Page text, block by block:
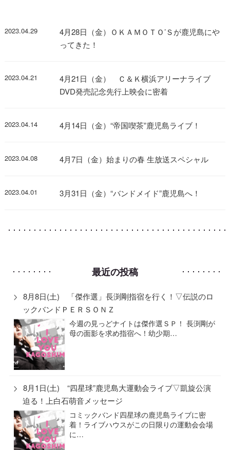
2023.04.29
4月28日（金）ＯＫＡＭＯＴＯ’Ｓが鹿児島にや
ってきた！
2023.04.21
4月21日（金） Ｃ＆Ｋ横浜アリーナライブ
DVD発売記念先行上映会に密着
2023.04.14 4月14日（金）“帝国喫茶”鹿児島ライブ！
2023.04.08 4月7日（金）始まりの春 生放送スペシャル
2023.04.01 3月31日（金）“バンドメイド”鹿児島へ！
最近の投稿
8月8日(土) 「傑作選」長渕剛指宿を行く！▽伝説のロ
ックバンドＰＥＲＳＯＮＺ
今週の見っどナイトは傑作選ＳＰ！ 長渕剛が
母の面影を求め指宿へ！幼少期…
8月1日(土) “四星球”鹿児島大運動会ライブ▽凱旋公演
迫る！上白石萌音メッセージ
コミックバンド四星球の鹿児島ライブに密
着！ライブハウスがこの日限りの運動会会場
に…